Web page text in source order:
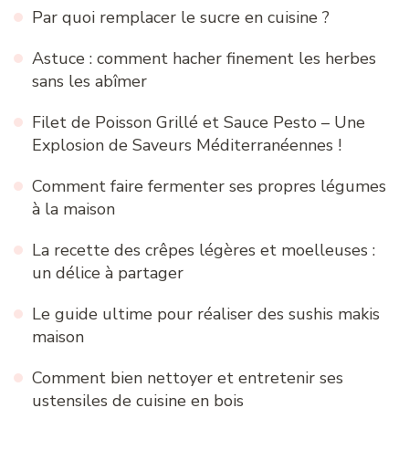
Par quoi remplacer le sucre en cuisine ?
Astuce : comment hacher finement les herbes
sans les abîmer
Filet de Poisson Grillé et Sauce Pesto – Une
Explosion de Saveurs Méditerranéennes !
Comment faire fermenter ses propres légumes
à la maison
La recette des crêpes légères et moelleuses :
un délice à partager
Le guide ultime pour réaliser des sushis makis
maison
Comment bien nettoyer et entretenir ses
ustensiles de cuisine en bois